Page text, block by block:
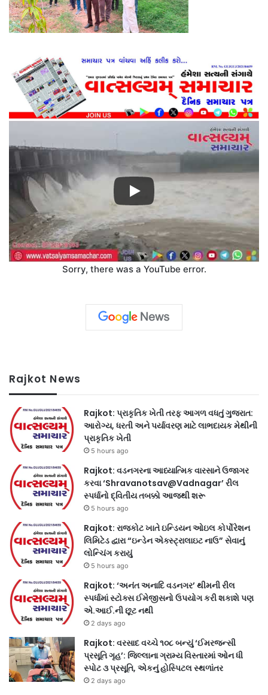
Sorry, there was a YouTube error.
Rajkot News
Rajkot: પ્રાકૃતિક ખેતી તરફ આગળ વધતું ગુજરાત:
આરોગ્ય, ધરતી અને પર્યાવરણ માટે લાભદાયક મેથીની
પ્રાકૃતિક ખેતી
5 hours ago
Rajkot: વડનગરના આધ્યાત્મિક વારસાને ઉજાગર
કરવા ‘Shravanotsav@Vadnagar’ રીલ
સ્પર્ધાનો દ્વિતીય તબક્કો આજથી શરૂ
5 hours ago
Rajkot: રાજકોટ ખાતે ઇન્ડિયન ઓઇલ કોર્પોરેશન
લિમિટેડ દ્વારા “ઇન્ડેન એક્સ્ટ્રાલાઇટ નાઉ” સેવાનું
લોન્ચિંગ કરાયું
5 hours ago
Rajkot: ‘અનંત અનાદિ વડનગર’ થીમની રીલ
સ્પર્ધામાં સ્ટોક્સ ઈમેજીસનો ઉપયોગ કરી શકાશે પણ
એ.આઈ.ની છૂટ નથી
2 days ago
Rajkot: વરસાદ વચ્ચે ૧૦૮ બન્યું ‘ઈમરજન્સી
પ્રસૂતિ ગૃહ’: જિલ્લાના ગ્રામ્ય વિસ્તારમાં ઓન ધી
સ્પોટ ૩ પ્રસૂતિ, એકનું હોસ્પિટલ સ્થળાંતર
2 days ago